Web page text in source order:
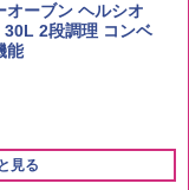
オーブン ヘルシオ
2段調理 コンベ
能
見る